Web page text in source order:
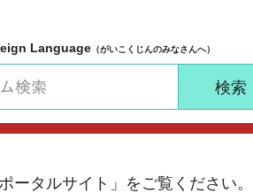
Language （がいこくじんのみなさんへ）
タルサイト」をご覧ください。